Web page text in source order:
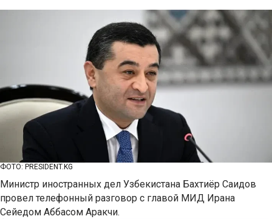
ФОТО: PRESIDENT.KG
Министр иностранных дел Узбекистана Бахтиёр Саидов
провел телефонный разговор с главой МИД Ирана
Сейедом Аббасом Аракчи.